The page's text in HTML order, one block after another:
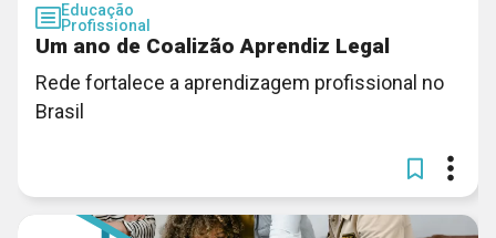
Educação
Profissional
Um ano de Coalizão Aprendiz Legal
Rede fortalece a aprendizagem profissional no
Brasil